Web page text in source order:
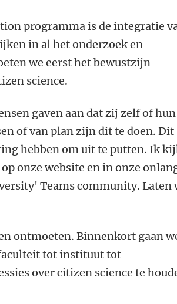
programma is de integratie
in al het onderzoek en
we eerst het bewustzijn
science.
gaven aan dat zij zelf of hun
of van plan zijn dit te doen. Dit
hebben om uit te putten. Ik
onze website en in onze
Teams community. Laten
ontmoeten. Binnenkort gaan
tot instituut tot
over citizen science te